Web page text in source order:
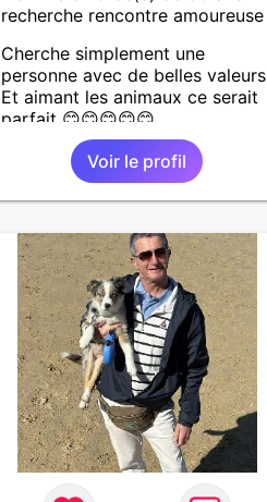
recherche rencontre amoureuse
Cherche simplement une
personne avec de belles valeurs
Et aimant les animaux ce serait
parfait 😊😊😊😊😊
Voir le profil